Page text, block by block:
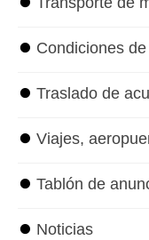
⏺ Condiciones
⏺ Traslado de
⏺ Viajes,
⏺ Tablón de
⏺ Noticias